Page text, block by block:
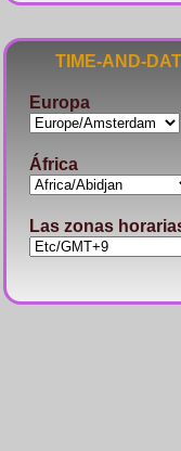
TIME-AND-
Europa
África
Las zonas